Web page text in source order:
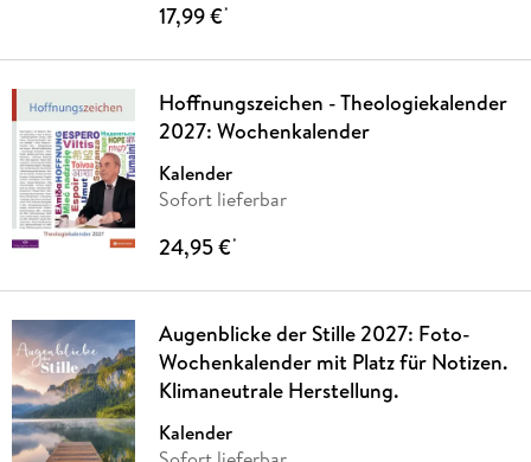
17,99 €*
Hoffnungszeichen - Theologiekalender
2027: Wochenkalender
Kalender
Sofort lieferbar
24,95 €*
Augenblicke der Stille 2027: Foto-
Wochenkalender mit Platz für Notizen.
Klimaneutrale Herstellung.
Kalender